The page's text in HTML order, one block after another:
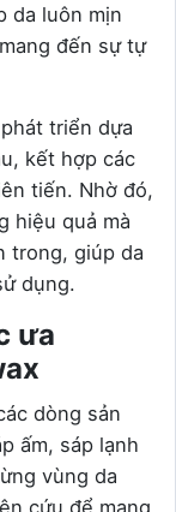
da luôn mịn
đến sự tự
triển dựa
kết hợp các
tiến. Nhờ đó,
hiệu quả mà
trong, giúp da
dụng.
ưa
dòng sản
ấm, sáp lạnh
vùng da
cứu để mang